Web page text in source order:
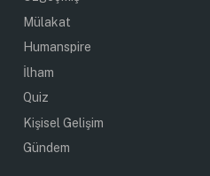
Mülakat
Humanspire
İlham
Quiz
Kişisel Gelişim
Gündem